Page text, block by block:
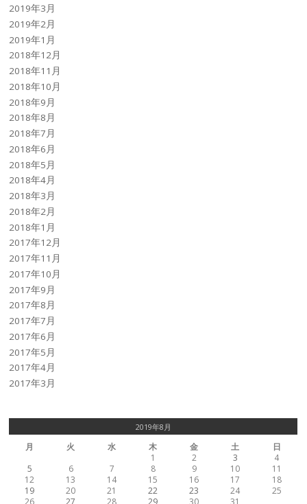
2019年3月
2019年2月
2019年1月
2018年12月
2018年11月
2018年10月
2018年9月
2018年8月
2018年7月
2018年6月
2018年5月
2018年4月
2018年3月
2018年2月
2018年1月
2017年12月
2017年11月
2017年10月
2017年9月
2017年8月
2017年7月
2017年6月
2017年5月
2017年4月
2017年3月
2019年8月
月 火 水 木 金 土
日
1
2 3
4
5
6 7 8 9 10
11
12
13 14 15 16 17
18
19
20 21 22 23 24
25
26
27 28 29 30 31